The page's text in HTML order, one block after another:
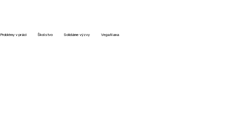
Problémy v práci Školstvo Solidárne výzvy VegaNana